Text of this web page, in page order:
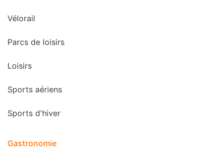
Vélorail
Parcs de loisirs
Loisirs
Sports aériens
Sports d'hiver
Gastronomie